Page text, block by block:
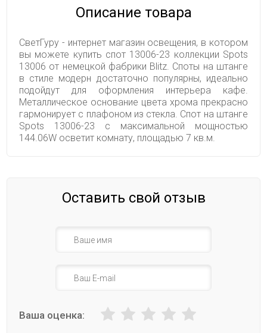
Описание товара
СветГуру - интернет магазин освещения, в котором
вы можете купить спот 13006-23 коллекции Spots
13006 от немецкой фабрики Blitz. Споты на штанге
в стиле модерн достаточно популярны, идеально
подойдут для оформления интерьера кафе.
Металлическое основание цвета хрома прекрасно
гармонирует с плафоном из стекла. Спот на штанге
Spots 13006-23 с максимальной мощностью
144.06W осветит комнату, площадью 7 кв.м.
Оставить свой отзыв
Ваша оценка: